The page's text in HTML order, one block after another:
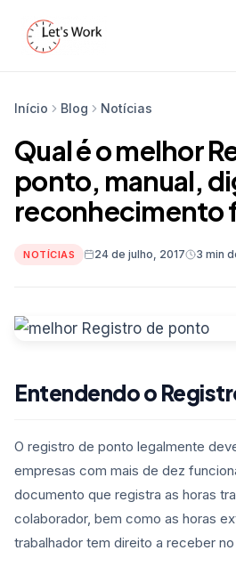
Início Blog Notícias
Qual é o melhor
ponto, manual,
reconhecimento
NOTÍCIAS 24 de julho, 2017 3 min
Entendendo o
O registro de ponto legalmente
empresas com mais de dez
documento que registra as horas
colaborador, bem como as horas
trabalhador tem direito a receber